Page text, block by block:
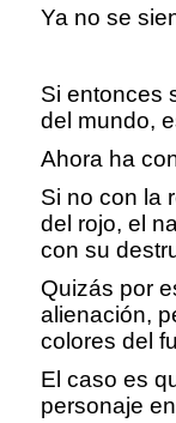
Ya no se
Si entonces
del mundo,
Ahora ha
Si no con la
del rojo, el
con su
Quizás por
alienación,
colores del
El caso es
personaje